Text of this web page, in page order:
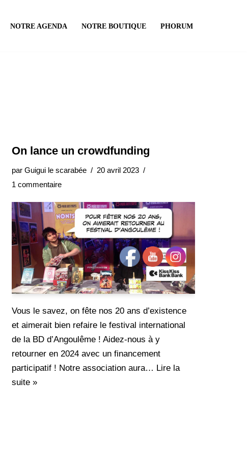
NOTRE AGENDA NOTRE BOUTIQUE PHORUM
On lance un crowdfunding
par Guigui le scarabée
20 avril 2023
1 commentaire
Vous le savez, on fête nos 20 ans d’existence
et aimerait bien refaire le festival international
de la BD d’Angoulême ! Aidez-nous à y
retourner en 2024 avec un financement
participatif ! Notre association aura… Lire la
suite »